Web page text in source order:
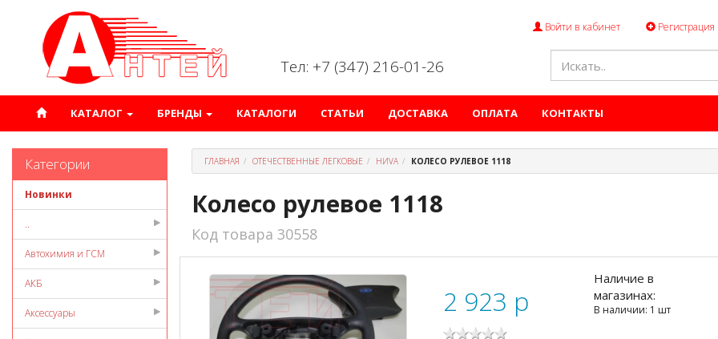
Войти в кабинет Регистрация
Тел: +7 (347) 216-01-26
КАТАЛОГ БРЕНДЫ КАТАЛОГИ СТАТЬИ ДОСТАВКА ОПЛАТА КОНТАКТЫ
Категории
Новинки
..
Автохимия и ГСМ
АКБ
Аксессуары
ГЛАВНАЯ ОТЕЧЕСТВЕННЫЕ ЛЕГКОВЫЕ НИVА КОЛЕСО РУЛЕВОЕ 1118
Колесо рулевое 1118
Код товара 30558
2 923 p
Наличие в
магазинах:
В наличии: 1 шт